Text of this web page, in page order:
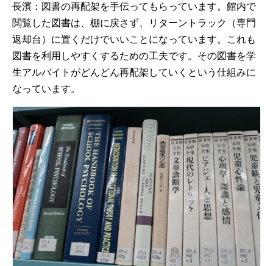
長濱：図書の再配架を手伝ってもらっています。館内で
閲覧した図書は、棚に戻さず、リターントラック（専門
返却台）に置くだけでいいことになっています。これも
図書を利用しやすくするための工夫です。その図書を学
生アルバイトがどんどん再配架していくという仕組みに
なっています。